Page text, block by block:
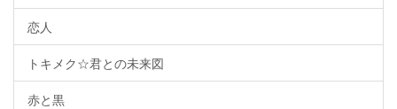
恋人
トキメク☆君との未来図
赤と黒